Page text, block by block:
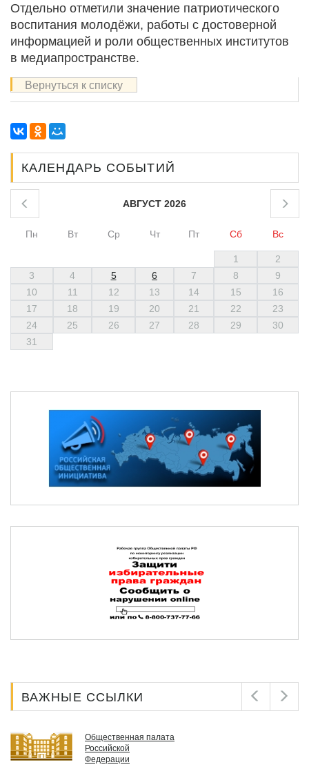
Отдельно отметили значение патриотического
воспитания молодёжи, работы с достоверной
информацией и роли общественных институтов
в медиапространстве.
Вернуться к списку
КАЛЕНДАРЬ СОБЫТИЙ
АВГУСТ 2026
Пн Вт Ср Чт Пт Сб Вс
1
2
3
4 5 6 7 8
9
10
11 12 13 14 15
16
17
18 19 20 21 22
23
24
25 26 27 28 29
30
31
ВАЖНЫЕ ССЫЛКИ
Общественная палата
Российской
Федерации